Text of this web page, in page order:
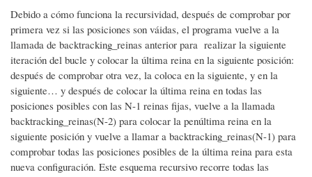
Debido a cómo funciona la recursividad, después de comprobar por
primera vez si las posiciones son váidas, el programa vuelve a la
llamada de backtracking_reinas anterior para realizar la siguiente
iteración del bucle y colocar la última reina en la siguiente posición:
después de comprobar otra vez, la coloca en la siguiente, y en la
siguiente… y después de colocar la última reina en todas las
posiciones posibles con las N-1 reinas fijas, vuelve a la llamada
backtracking_reinas(N-2) para colocar la penúltima reina en la
siguiente posición y vuelve a llamar a backtracking_reinas(N-1) para
comprobar todas las posiciones posibles de la última reina para esta
nueva configuración. Este esquema recursivo recorre todas las